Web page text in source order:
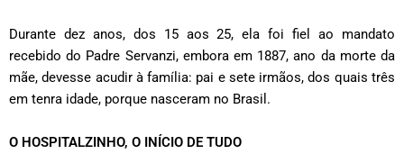
Durante dez anos, dos 15 aos 25, ela foi fiel ao mandato
recebido do Padre Servanzi, embora em 1887, ano da morte da
mãe, devesse acudir à família: pai e sete irmãos, dos quais três
em tenra idade, porque nasceram no Brasil.
O HOSPITALZINHO, O INÍCIO DE TUDO